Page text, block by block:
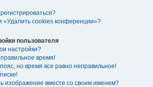
«Удалить cookies конференции»?
пользователя
настройки?
время!
но время все равно неправильное!
изображение вместе со своим именем?